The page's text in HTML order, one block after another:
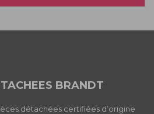
BRANDT
détachées certifiées d’origine